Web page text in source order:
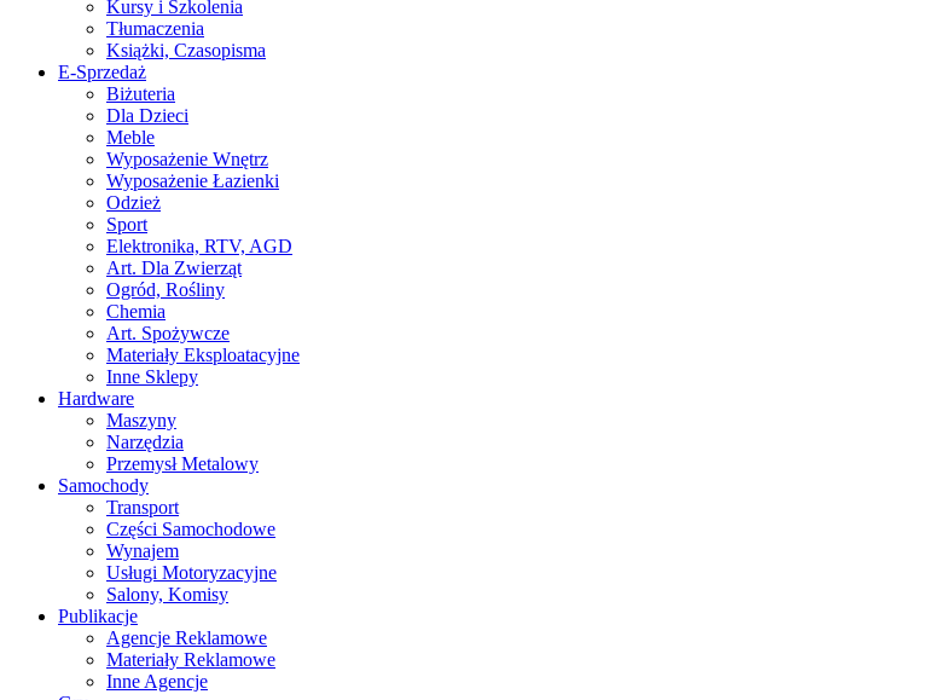
Kursy i Szkolenia
Tłumaczenia
Książki, Czasopisma
E-Sprzedaż
Biżuteria
Dla Dzieci
Meble
Wyposażenie Wnętrz
Wyposażenie Łazienki
Odzież
Sport
Elektronika, RTV, AGD
Art. Dla Zwierząt
Ogród, Rośliny
Chemia
Art. Spożywcze
Materiały Eksploatacyjne
Inne Sklepy
Hardware
Maszyny
Narzędzia
Przemysł Metalowy
Samochody
Transport
Części Samochodowe
Wynajem
Usługi Motoryzacyjne
Salony, Komisy
Publikacje
Agencje Reklamowe
Materiały Reklamowe
Inne Agencje